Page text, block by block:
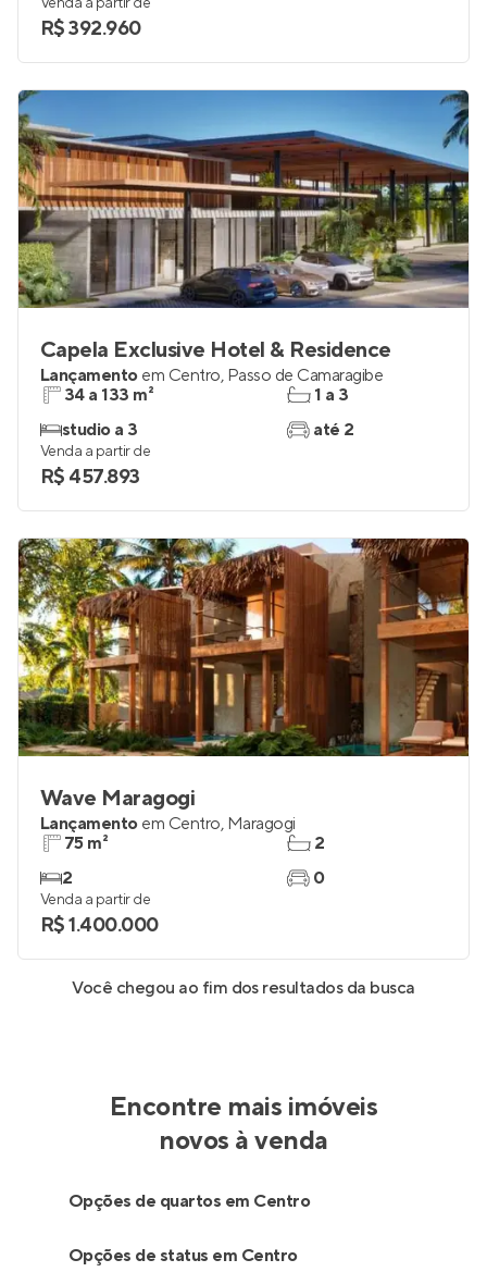
R$ 392.960
Capela Exclusive Hotel & Residence
Lançamento em Centro, Passo de Camaragibe
34 a 133 m²
studio a 3
1 a 3
até 2
Venda a partir de
R$ 457.893
Wave Maragogi
Lançamento em Centro, Maragogi
75 m²
2
2
0
Venda a partir de
R$ 1.400.000
Você chegou ao fim dos resultados da busca
Encontre mais imóveis
novos à venda
Opções de quartos em Centro
Opções de status em Centro